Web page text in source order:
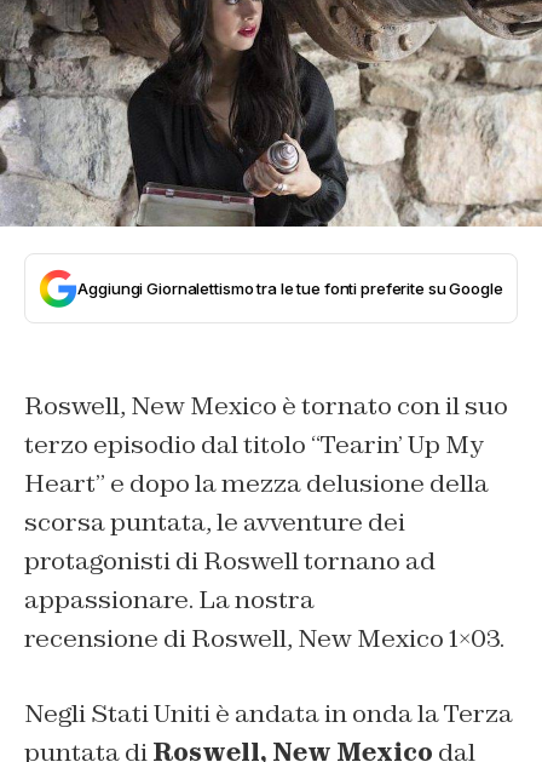
Aggiungi Giornalettismo tra le tue fonti preferite su Google
Roswell, New Mexico è tornato con il suo
terzo episodio dal titolo “Tearin’ Up My
Heart” e dopo la mezza delusione della
scorsa puntata, le avventure dei
protagonisti di Roswell tornano ad
appassionare. La nostra
recensione di Roswell, New Mexico 1×03.
Negli Stati Uniti è andata in onda la Terza
puntata diRoswell, New Mexico dal